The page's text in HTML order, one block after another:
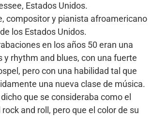
Estados Unidos.
compositor y pianista afroamericano
los Estados Unidos.
en los años 50 eran una
y rhythm and blues, con una fuerte
pero con una habilidad tal que
una nueva clase de música.
que se consideraba como el
and roll, pero que el color de su